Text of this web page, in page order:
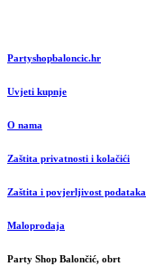
Partyshopbaloncic.hr
Uvjeti kupnje
O nama
Zaštita privatnosti i kolačići
Zaštita i povjerljivost podataka
Maloprodaja
Party Shop Balončić, obrt